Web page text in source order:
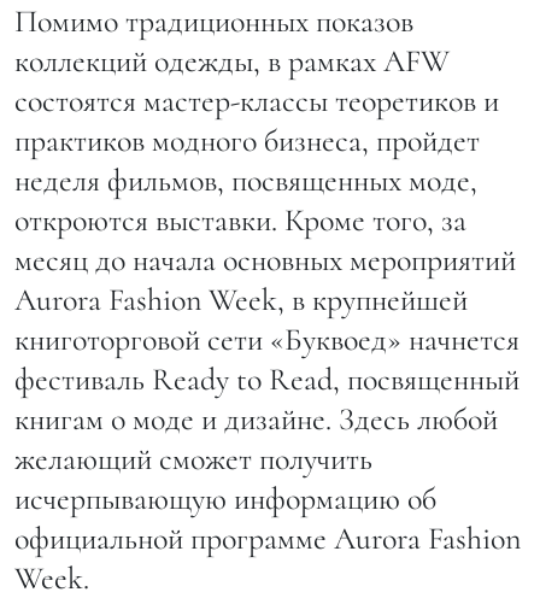
Помимо традиционных показов
коллекций одежды, в рамках AFW
состоятся мастер-классы теоретиков и
практиков модного бизнеса, пройдет
неделя фильмов, посвященных моде,
откроются выставки. Кроме того, за
месяц до начала основных мероприятий
Aurora Fashion Week, в крупнейшей
книготорговой сети «Буквоед» начнется
фестиваль Ready to Read, посвященный
книгам о моде и дизайне. Здесь любой
желающий сможет получить
исчерпывающую информацию об
официальной программе Aurora Fashion
Week.